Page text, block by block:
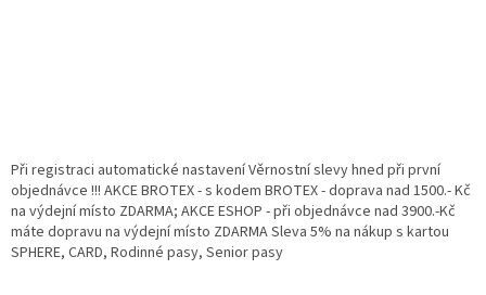
Při registraci automatické nastavení Věrnostní slevy hned při první
objednávce !!! AKCE BROTEX - s kodem BROTEX - doprava nad 1500.- Kč
na výdejní místo ZDARMA; AKCE ESHOP - při objednávce nad 3900.-Kč
máte dopravu na výdejní místo ZDARMA Sleva 5% na nákup s kartou
SPHERE, CARD, Rodinné pasy, Senior pasy